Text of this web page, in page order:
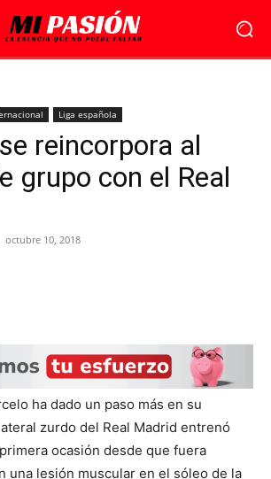
Liga española
reincorpora al
grupo con el Real
octubre 10, 2018
ha dado un paso más en su
zurdo del Real Madrid entrenó
ocasión desde que fuera
una lesión muscular en el sóleo de la